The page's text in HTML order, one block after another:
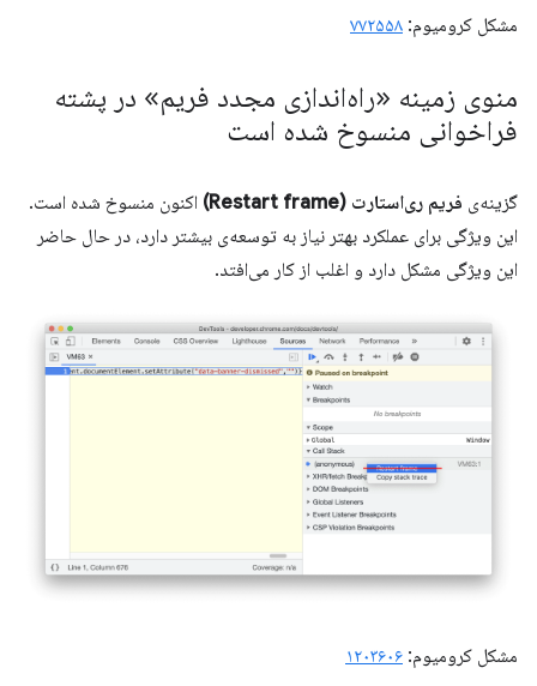
مشکل کرومیوم: ۷۷۲۵۵۸
منوی زمینه «راه‌اندازی مجدد فریم» در پشته
فراخوانی منسوخ شده است
گزینه‌ی فریم ری‌استارت (Restart frame)
اکنون منسوخ شده است.
این ویژگی برای عملکرد بهتر نیاز به توسعه‌ی بیشتر دارد، در حال حاضر
این ویژگی مشکل دارد و اغلب از کار می‌افتد.
مشکل کرومیوم: ۱۲۰۳۶۰۶